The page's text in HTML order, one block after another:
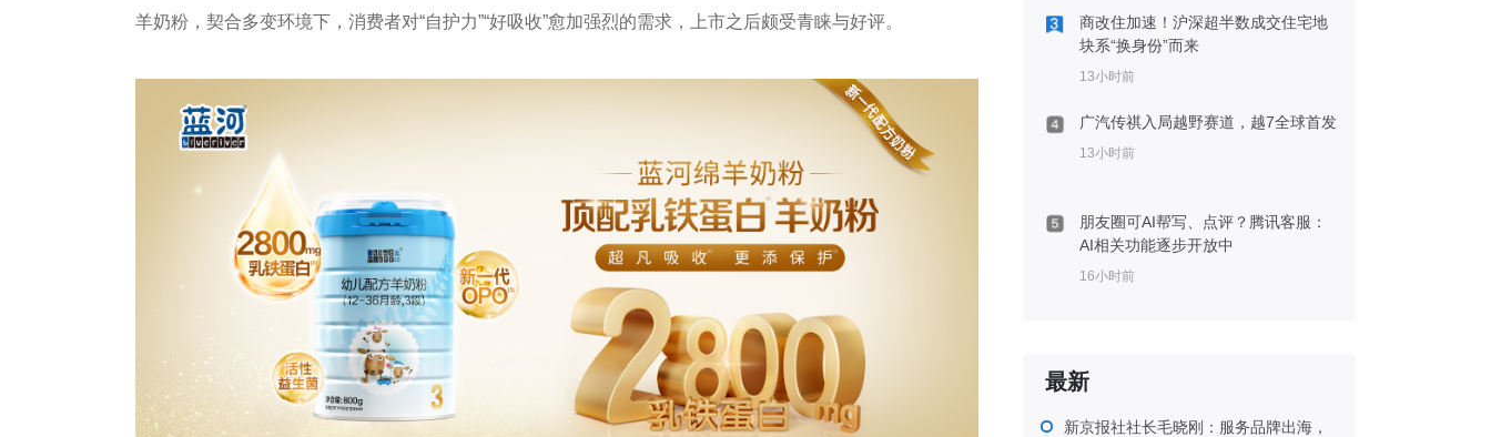
羊奶粉，契合多变环境下，消费者对“自护力”“好吸收”愈加强烈的需求，上市之后颇受青睐与好评。
商改住加速！沪深超半数成交住宅地
块系“换身份”而来
13小时前
广汽传祺入局越野赛道，越7全球首发
13小时前
朋友圈可AI帮写、点评？腾讯客服：
AI相关功能逐步开放中
16小时前
最新
新京报社社长毛晓刚：服务品牌出海，